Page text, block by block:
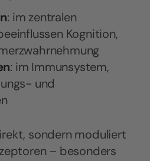
: im zentralen
Kognition,
: im Immunsystem,
und
sondern moduliert
– besonders